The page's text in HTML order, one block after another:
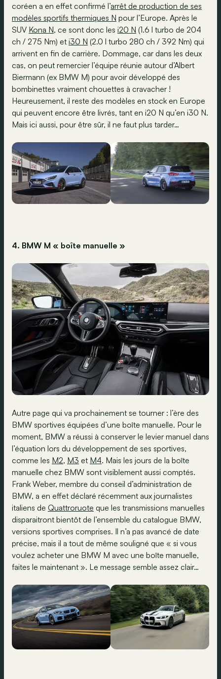
coréen a en effet confirmé l’arrêt de production de ses
modèles sportifs thermiques N pour l’Europe. Après le
SUV Kona N, ce sont donc les i20 N (1.6 l turbo de 204
ch / 275 Nm) et i30 N (2.0 l turbo 280 ch / 392 Nm) qui
arrivent en fin de carrière. Dommage, car dans les deux
cas, on peut remercier l’équipe réunie autour d’Albert
Biermann (ex BMW M) pour avoir développé des
bombinettes vraiment chouettes à cravacher !
Heureusement, il reste des modèles en stock en Europe
qui peuvent encore être livrés, tant en i20 N qu’en i30 N.
Mais ici aussi, pour être sûr, il ne faut plus tarder…
4. BMW M « boîte manuelle »
Autre page qui va prochainement se tourner : l’ère des
BMW sportives équipées d’une boîte manuelle. Pour le
moment, BMW a réussi à conserver le levier manuel dans
l’équation lors du développement de ses sportives,
comme les M2, M3 et M4. Mais les jours de la boîte
manuelle chez BMW sont visiblement aussi comptés.
Frank Weber, membre du conseil d’administration de
BMW, a en effet déclaré récemment aux journalistes
italiens de Quattroruote que les transmissions manuelles
disparaitront bientôt de l’ensemble du catalogue BMW,
versions sportives comprises. Il n’a pas avancé de date
précise, mais il a tout de même souligné que « si vous
voulez acheter une BMW M avec une boîte manuelle,
faites le maintenant ». Le message semble assez clair…